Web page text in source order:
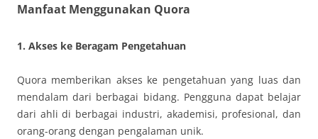
Manfaat Menggunakan Quora
1. Akses ke Beragam Pengetahuan
Quora memberikan akses ke pengetahuan yang luas dan
mendalam dari berbagai bidang. Pengguna dapat belajar
dari ahli di berbagai industri, akademisi, profesional, dan
orang-orang dengan pengalaman unik.